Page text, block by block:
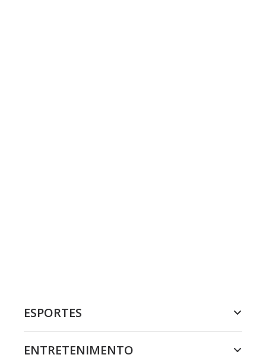
ESPORTES
ENTRETENIMENTO